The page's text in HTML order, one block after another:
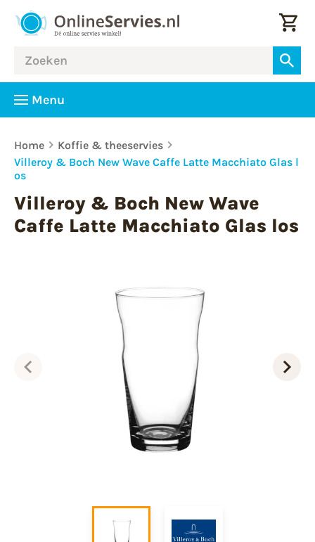
Menu
Home
Koffie & theeservies
Villeroy & Boch New Wave Caffe Latte Macchiato Glas l
os
Villeroy & Boch New Wave
Caffe Latte Macchiato Glas los